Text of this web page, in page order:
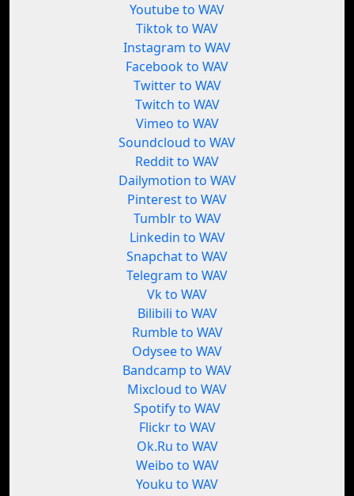
Youtube to WAV
Tiktok to WAV
Instagram to WAV
Facebook to WAV
Twitter to WAV
Twitch to WAV
Vimeo to WAV
Soundcloud to WAV
Reddit to WAV
Dailymotion to WAV
Pinterest to WAV
Tumblr to WAV
Linkedin to WAV
Snapchat to WAV
Telegram to WAV
Vk to WAV
Bilibili to WAV
Rumble to WAV
Odysee to WAV
Bandcamp to WAV
Mixcloud to WAV
Spotify to WAV
Flickr to WAV
Ok.Ru to WAV
Weibo to WAV
Youku to WAV